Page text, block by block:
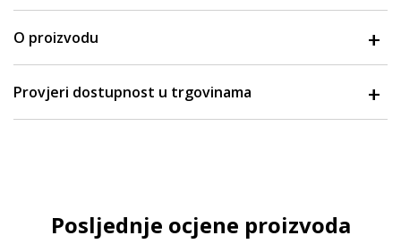
O proizvodu
Provjeri dostupnost u trgovinama
Posljednje ocjene proizvoda